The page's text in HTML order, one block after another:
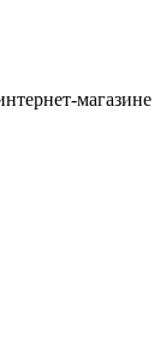
магазине